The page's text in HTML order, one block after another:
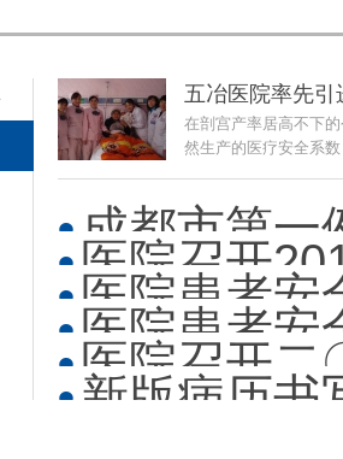
五冶医院率先
在剖宫产率居高不下
然生产的医疗安全系
成都市第一
医院召开
医院患者安
医院患者安
医院召开二
新版病历书